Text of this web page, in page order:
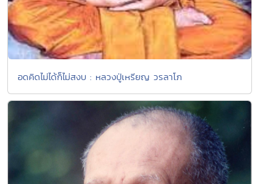
อดคิดไม่ได้ก็ไม่สงบ : หลวงปู่เหรียญ วรลาโภ